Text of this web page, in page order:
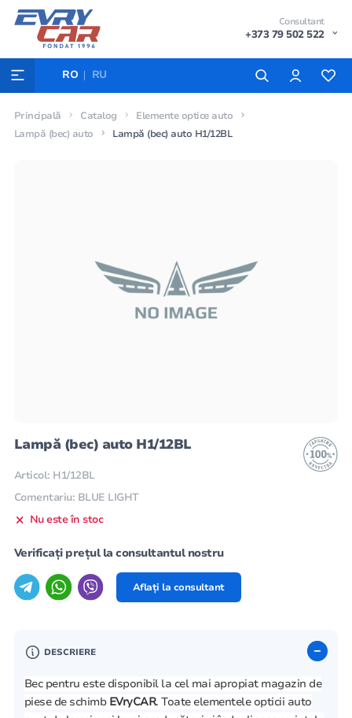
Consultant
+373 79 502 522
RO RU
Principală Catalog
Elemente optice auto
Lampă (bec) auto
Lampă (bec) auto H1/12BL
Lampă (bec) auto H1/12BL
Articol: H1/12BL
Comentariu: BLUE LIGHT
Nu este în stoc
Verificați prețul la consultantul nostru
Aflați la consultant
DESCRIERE
Bec pentru este disponibil la cel mai apropiat magazin de
piese de schimb EVryCAR. Toate elementele opticii auto